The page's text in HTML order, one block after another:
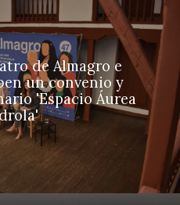
de Almagro e
un convenio y
'Espacio Áurea